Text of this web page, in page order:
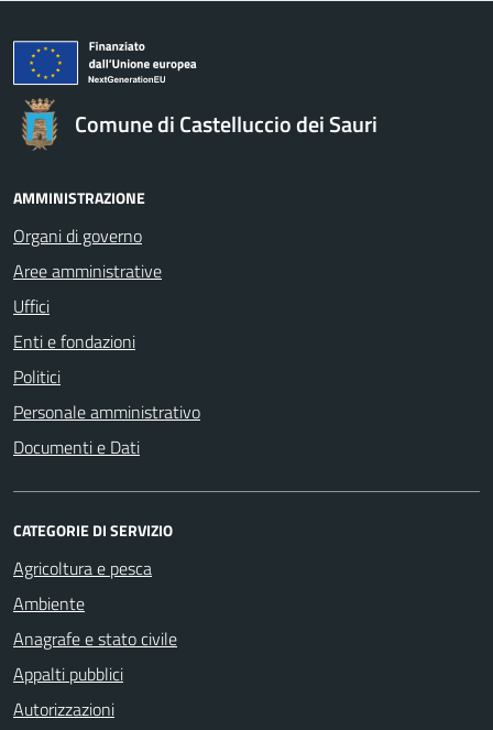
Comune di Castelluccio dei Sauri
AMMINISTRAZIONE
Organi di governo
Aree amministrative
Uffici
Enti e fondazioni
Politici
Personale amministrativo
Documenti e Dati
CATEGORIE DI SERVIZIO
Agricoltura e pesca
Ambiente
Anagrafe e stato civile
Appalti pubblici
Autorizzazioni